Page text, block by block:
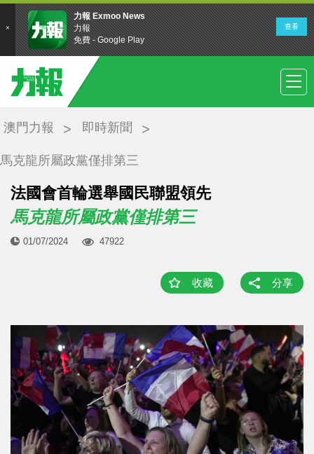
澳門力報 即時新聞
馬克龍所屬政黨僅排第三
法國會首輪選舉國民聯盟領先
馬克龍所屬政黨僅排第三
01/07/2024 47922
收藏 分享